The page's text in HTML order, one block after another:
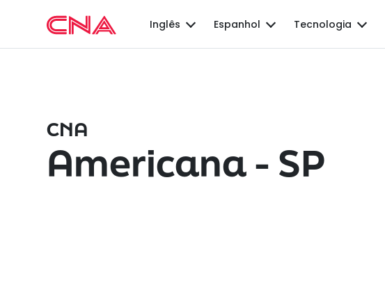
Inglês Espanhol Tecnologia
CNA
Americana - SP